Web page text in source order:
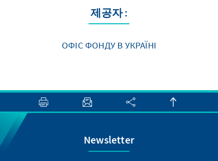
제공자 :
ОФІС ФОНДУ В УКРАЇНІ
Newsletter